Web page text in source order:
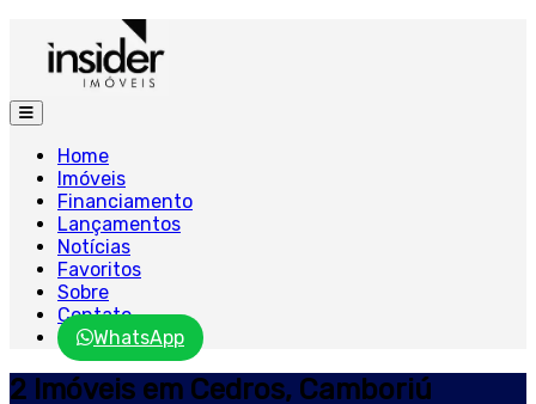
Home
Imóveis
Financiamento
Lançamentos
Notícias
Favoritos
Sobre
Contato
WhatsApp
2 Imóveis em Cedros, Camboriú